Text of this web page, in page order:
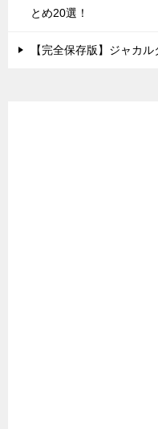
とめ20選！
【完全保存版】ジャカ